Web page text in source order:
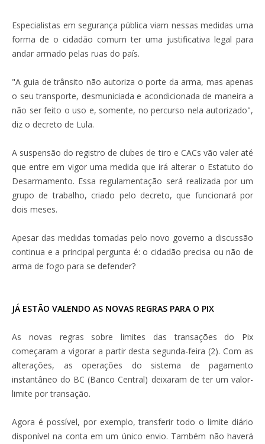
Especialistas em segurança pública viam nessas medidas uma
forma de o cidadão comum ter uma justificativa legal para
andar armado pelas ruas do país.
"A guia de trânsito não autoriza o porte da arma, mas apenas
o seu transporte, desmuniciada e acondicionada de maneira a
não ser feito o uso e, somente, no percurso nela autorizado",
diz o decreto de Lula.
A suspensão do registro de clubes de tiro e CACs vão valer até
que entre em vigor uma medida que irá alterar o Estatuto do
Desarmamento. Essa regulamentação será realizada por um
grupo de trabalho, criado pelo decreto, que funcionará por
dois meses.
Apesar das medidas tomadas pelo novo governo a discussão
continua e a principal pergunta é: o cidadão precisa ou não de
arma de fogo para se defender?
JÁ ESTÃO VALENDO AS NOVAS REGRAS PARA O PIX
As novas regras sobre limites das transações do Pix
começaram a vigorar a partir desta segunda-feira (2). Com as
alterações, as operações do sistema de pagamento
instantâneo do BC (Banco Central) deixaram de ter um valor-
limite por transação.
Agora é possível, por exemplo, transferir todo o limite diário
disponível na conta em um único envio. Também não haverá